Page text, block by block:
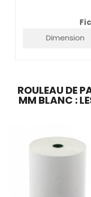
Dimension
ROULEAU DE
MM BLANC :